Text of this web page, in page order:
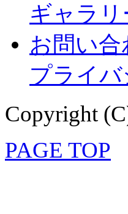
ギャラリ
お問い合
プライ
Copyright
PAGE TOP